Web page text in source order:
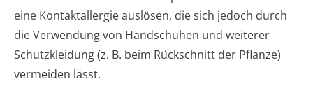
eine Kontaktallergie auslösen, die sich jedoch durch
die Verwendung von Handschuhen und weiterer
Schutzkleidung (z. B. beim Rückschnitt der Pflanze)
vermeiden lässt.